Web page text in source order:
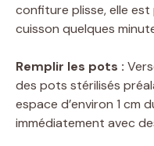
confiture plisse, elle est
cuisson quelques
Remplir les pots :
des pots stérilisés
espace d’environ 1 cm
immédiatement avec